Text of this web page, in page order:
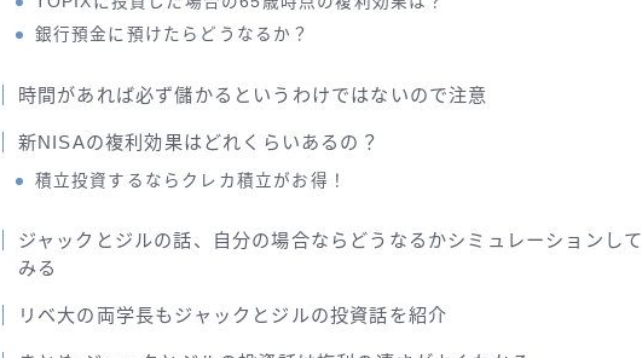
銀行預金に預けたらどうなるか？
時間があれば必ず儲かるというわけではないので注意
新NISAの複利効果はどれくらいあるの？
積立投資するならクレカ積立がお得！
ジャックとジルの話、自分の場合ならどうなるかシミュレーションして
みる
リベ大の両学長もジャックとジルの投資話を紹介